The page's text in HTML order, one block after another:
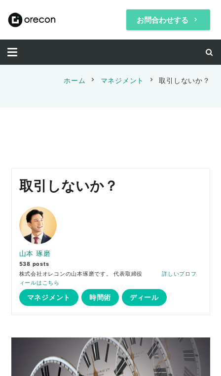
お問合わせする keyboard_arrow_right
ホーム chevron_right マネジメント chevron_right 取引しないか？
取引しないか？
山本 琢磨
538 posts
株式会社オレコンの山本琢磨です。 代表取締役 詳しいプロフ
ィールはこちら
マネジメント 時間術 ディール